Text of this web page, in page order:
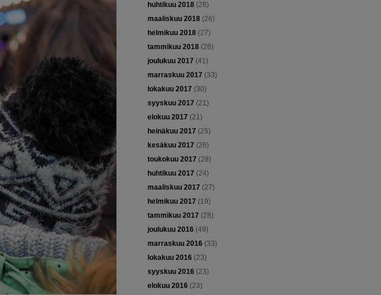
huhtikuu 2018(28)
maaliskuu 2018(26)
helmikuu 2018(27)
tammikuu 2018(26)
joulukuu 2017 (41)
marraskuu 2017 (33)
lokakuu 2017 (30)
syyskuu 2017 (21)
elokuu 2017 (21)
heinäkuu 2017 (25)
kesäkuu 2017 (26)
toukokuu 2017 (28)
huhtikuu 2017 (24)
maaliskuu 2017 (27)
helmikuu 2017 (19)
tammikuu 2017 (28)
joulukuu 2016 (49)
marraskuu 2016 (33)
lokakuu 2016 (23)
syyskuu 2016 (23)
elokuu 2016 (23)